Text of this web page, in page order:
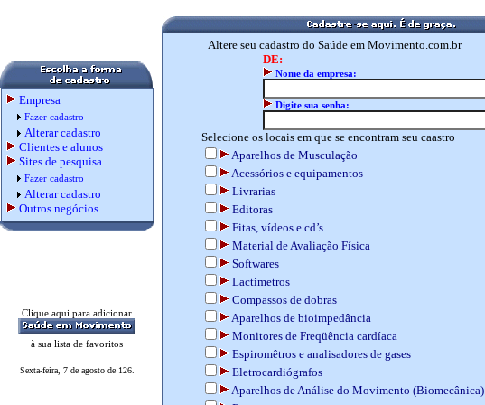
Empresa
Fazer cadastro
Alterar cadastro
Clientes e alunos
Sites de pesquisa
Fazer cadastro
Alterar cadastro
Outros negócios
Clique aqui para adicionar
à sua lista de favoritos
Sexta-feira, 7 de agosto de 126.
Altere seu cadastro do Saúde em Movimento.com.br
DE:
Nome da empresa:
Digite sua senha:
Selecione os locais em que se encontram seu caastro
Aparelhos de Musculação
Acessórios e equipamentos
Livrarias
Editoras
Fitas, vídeos e cd’s
Material de Avaliação Física
Softwares
Lactimetros
Compassos de dobras
Aparelhos de bioimpedância
Monitores de Freqüência cardíaca
Espiromêtros e analisadores de gases
Eletrocardiógrafos
Aparelhos de Análise do Movimento (Biomecânica)